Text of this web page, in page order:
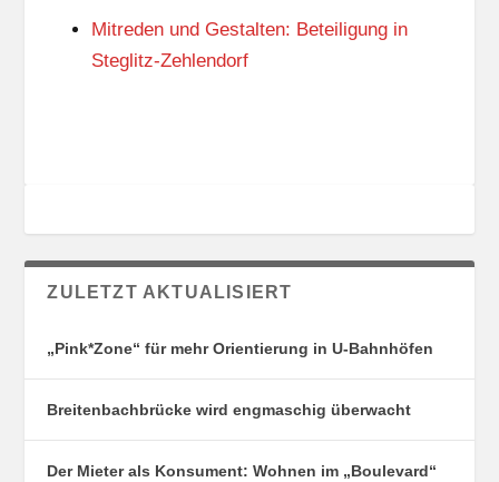
S
O
N
Mitreden und Gestalten: Beteiligung in
Steglitz-Zehlendorf
ZULETZT AKTUALISIERT
„Pink*Zone“ für mehr Orientierung in U-Bahnhöfen
Breitenbachbrücke wird engmaschig überwacht
Der Mieter als Konsument: Wohnen im „Boulevard“